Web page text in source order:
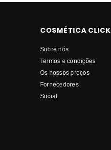
COSMÉTICA CLICK
Sobre nós
Termos e condições
Os nossos preços
Fornecedores
Social